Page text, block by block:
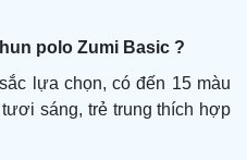
polo Zumi Basic ?
lựa chọn, có đến 15 màu
sáng, trẻ trung thích hợp